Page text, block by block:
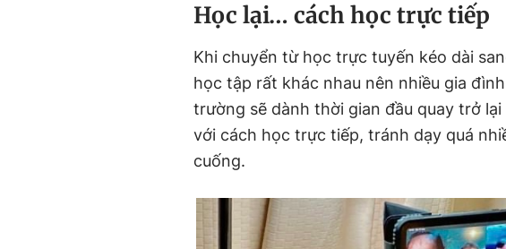
Học lại… cách học trực tiếp
Khi chuyển từ học trực tuyến kéo dài
học tập rất khác nhau nên nhiều gia
trường sẽ dành thời gian đầu quay trở
với cách học trực tiếp, tránh dạy quá
cuống.